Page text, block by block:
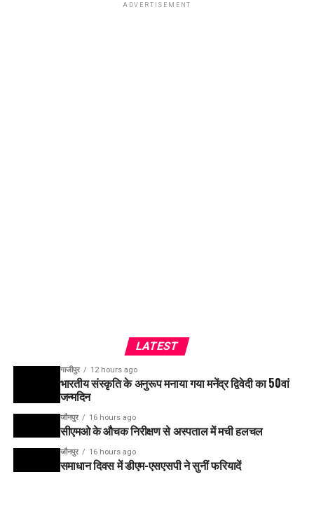
ADVERTISEMENT
LATEST
गाजीपुर 12 hours ago
भारतीय संस्कृति के अनुरूप मनाया गया मनेंद्र द्विवेदी का 50वां
जन्मदिन
जौनपुर 16 hours ago
सीएमओ के औचक निरीक्षण से अस्पताल में मची हलचल
जौनपुर 16 hours ago
समाधान दिवस में डीएम-एसएसपी ने सुनीं फरियादें